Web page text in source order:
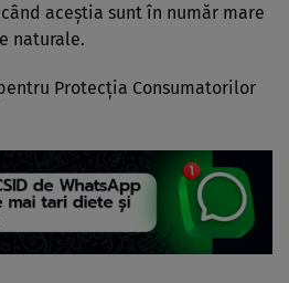
aceștia sunt în număr mare
naturale.
pentru Protecția Consumatorilor